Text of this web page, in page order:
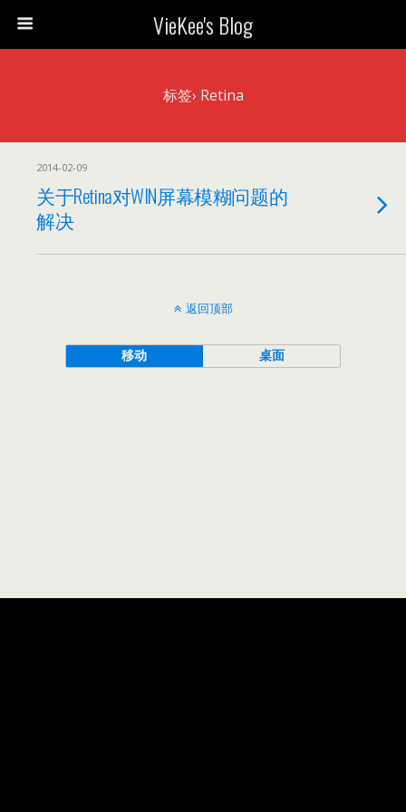
VieKee's Blog
标签› Retina
2014-02-09
关于Retina对WIN屏幕模糊问题的
解决
返回顶部
移动 桌面